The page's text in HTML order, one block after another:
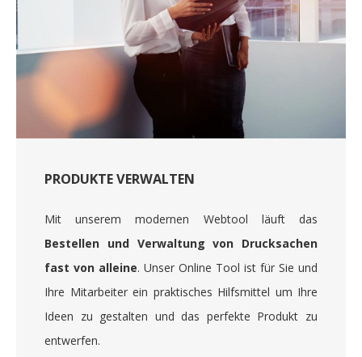
PRODUKTE VERWALTEN
Mit unserem modernen Webtool läuft das
Bestellen und Verwaltung von Drucksachen
fast von alleine. Unser Online Tool ist für Sie und
Ihre Mitarbeiter ein praktisches Hilfsmittel um Ihre
Ideen zu gestalten und das perfekte Produkt zu
entwerfen.